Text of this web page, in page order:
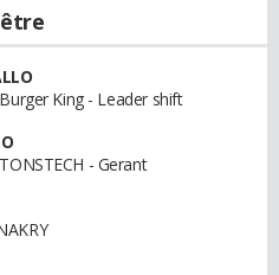
King - Leader shift
- Gerant